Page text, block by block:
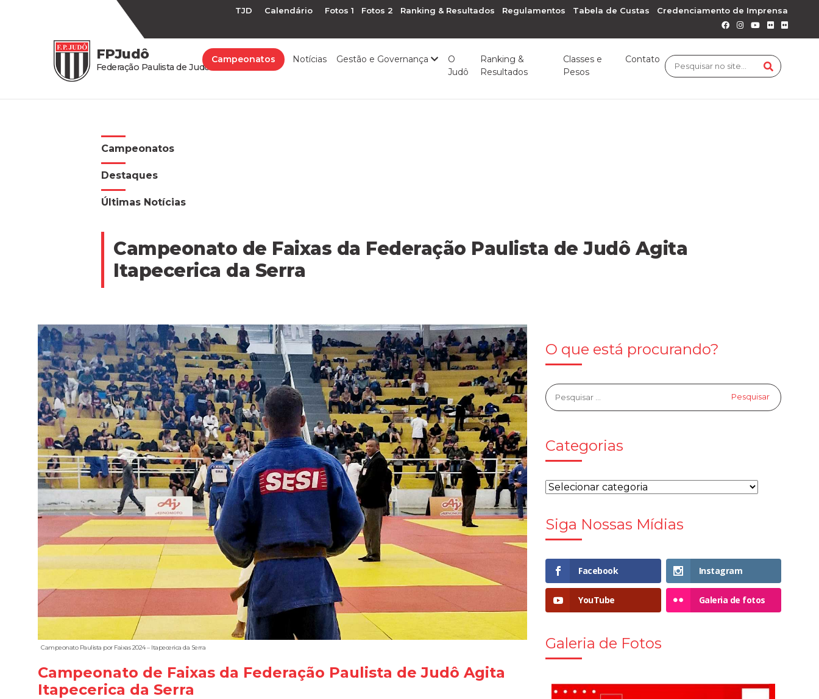
TJD Calendário Fotos 1 Fotos 2 Ranking & Resultados Regulamentos Tabela de Custas Credenciamento de Imprensa
FPJudô
Federação Paulista de Judô
Campeonatos Notícias Gestão e Governança
O
Judô
Ranking &
Resultados
Classes e
Pesos
Contato
Campeonatos
Destaques
Últimas Notícias
Campeonato de Faixas da Federação Paulista de Judô Agita
Itapecerica da Serra
Campeonato Paulista por Faixas 2024 – Itapecerica da Serra
Campeonato de Faixas da Federação Paulista de Judô Agita
Itapecerica da Serra
O que está procurando?
Categorias
Siga Nossas Mídias
Facebook Instagram
YouTube Galeria de fotos
Galeria de Fotos